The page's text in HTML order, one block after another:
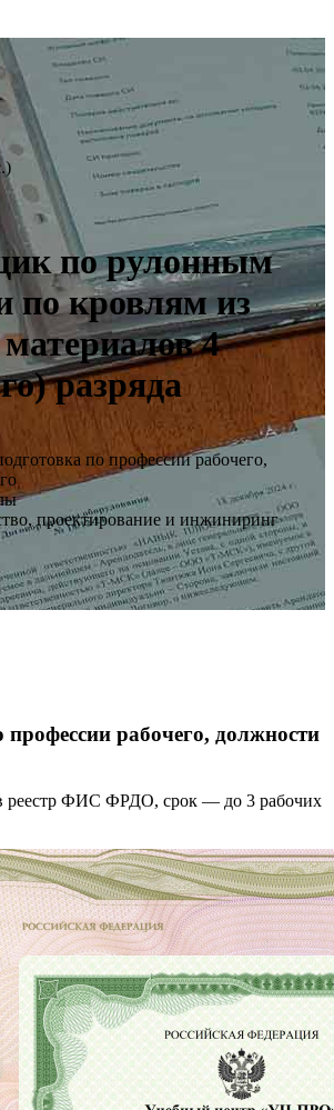
по рулонным
по кровлям из
4
разряда
по профессии рабочего,
проектирование и инжиниринг
профессии рабочего, должности
реестр ФИС ФРДО, срок — до 3 рабочих